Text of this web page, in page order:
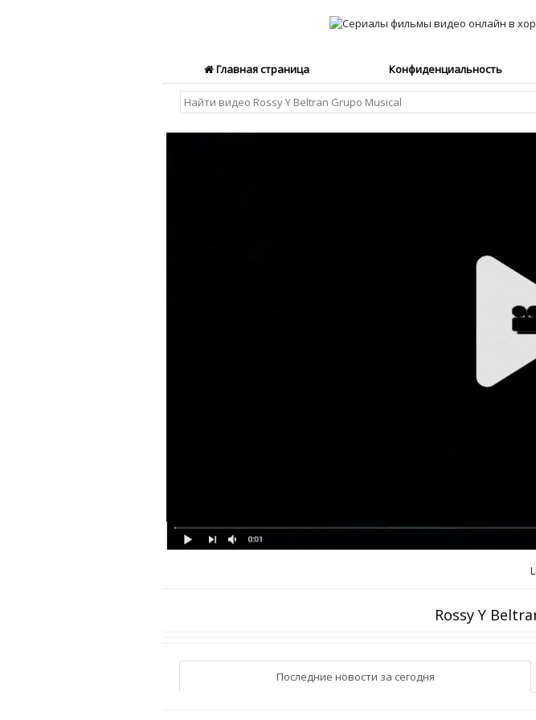
Главная страница Конфиденциальность
Rossy Y
Последние новости за сегодня